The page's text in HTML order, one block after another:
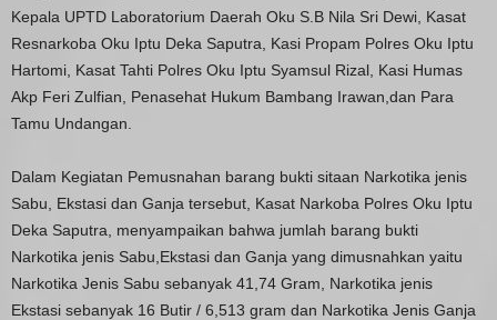
Kepala UPTD Laboratorium Daerah Oku S.B Nila Sri Dewi, Kasat
Resnarkoba Oku Iptu Deka Saputra, Kasi Propam Polres Oku Iptu
Hartomi, Kasat Tahti Polres Oku Iptu Syamsul Rizal, Kasi Humas
Akp Feri Zulfian, Penasehat Hukum Bambang Irawan,dan Para
Tamu Undangan.
Dalam Kegiatan Pemusnahan barang bukti sitaan Narkotika jenis
Sabu, Ekstasi dan Ganja tersebut, Kasat Narkoba Polres Oku Iptu
Deka Saputra, menyampaikan bahwa jumlah barang bukti
Narkotika jenis Sabu,Ekstasi dan Ganja yang dimusnahkan yaitu
Narkotika Jenis Sabu sebanyak 41,74 Gram, Narkotika jenis
Ekstasi sebanyak 16 Butir / 6,513 gram dan Narkotika Jenis Ganja